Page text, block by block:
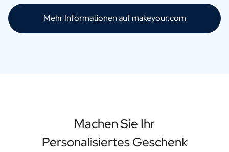
Mehr Informationen auf makeyour.com
Machen Sie Ihr
Personalisiertes Geschenk